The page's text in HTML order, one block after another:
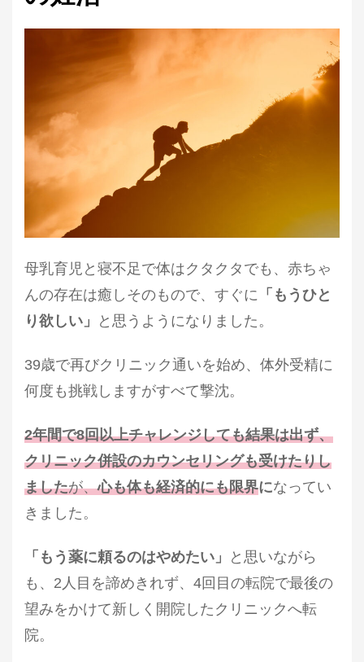
母乳育児と寝不足で体はクタクタでも、赤ちゃ
んの存在は癒しそのもので、すぐに 「もうひと
り欲しい」
と思うようになりました。
39歳で再びクリニック通いを始め、体外受精に
何度も挑戦しますがすべて撃沈。
2年間で8回以上チャレンジしても結果は出ず、
クリニック併設のカウンセリングも受けたりし
ましたが、心も体も経済的にも限界になってい
きました。
「もう薬に頼るのはやめたい」
と思いながら
も、2人目を諦めきれず、4回目の転院で最後の
望みをかけて新しく開院したクリニックへ転
院。